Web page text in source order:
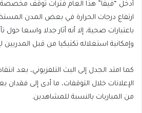
أدخل “فيفا” هذا العام فترات توقف
ارتفاع درجات الحرارة في بعض المدن
باعتبارات صحية، إلا أنه أثار جدلا واسعا
وإمكانية استغلاله تكتيكيا من قبل
كما امتد الجدل إلى البث التلفزيوني، بعد
الإعلانات خلال التوقفات، ما أدى إلى
من المباريات بالنسبة للمشاهدين.